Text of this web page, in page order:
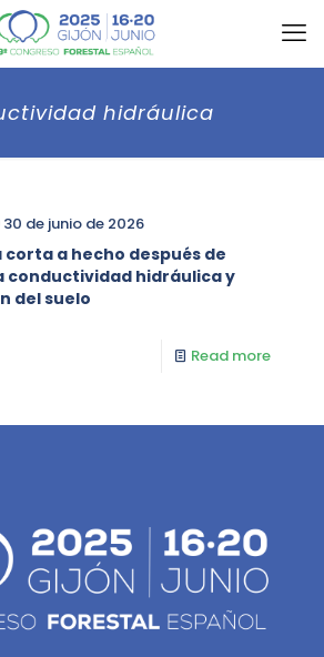
hidráulica
30 de junio de 2026
corta a hecho después de
conductividad hidráulica y
del suelo
Read more